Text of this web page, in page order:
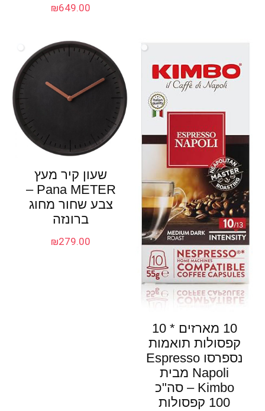
₪649.00
10 מארזים * 10
קפסולות תואמות
נספרסו Espresso
Napoli מבית
Kimbo – סה"כ
100 קפסולות
שעון קיר מעץ
Pana METER –
צבע שחור מחוג
ברונזה
₪279.00